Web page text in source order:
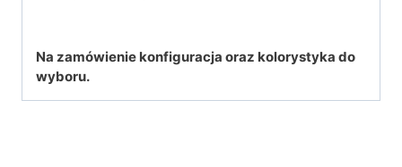
Na zamówienie konfiguracja oraz kolorystyka do
wyboru.